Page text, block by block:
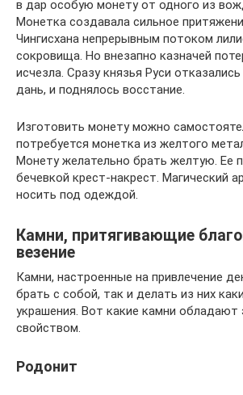
в дар особую монету от одного из
Монетка создавала сильное
Чингисхана непрерывным потоком
сокровища. Но внезапно казначей
исчезла. Сразу князья Руси
дань, и поднялось восстание.
Изготовить монету можно
потребуется монетка из желтого
Монету желательно брать желтую. Ее
бечевкой крест-накрест. Магический
носить под одеждой.
Камни, притягивающие
везение
Камни, настроенные на привлечение
брать с собой, так и делать из них
украшения. Вот какие камни
свойством.
Родонит